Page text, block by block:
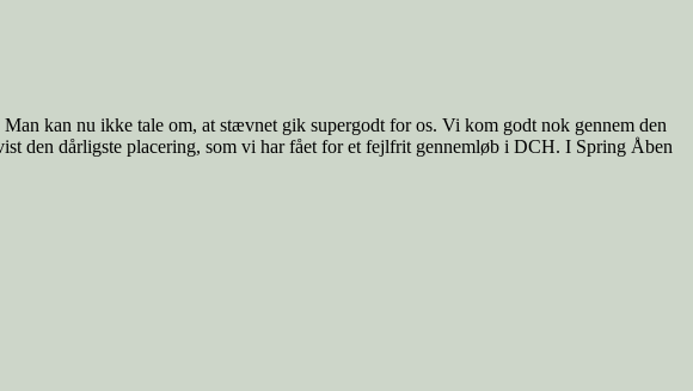
kan nu ikke tale om, at stævnet gik supergodt for os. Vi kom godt nok gennem den
den dårligste placering, som vi har fået for et fejlfrit gennemløb i DCH. I Spring Åben